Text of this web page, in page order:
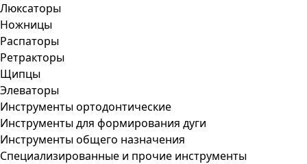
Люксаторы
Ножницы
Распаторы
Ретракторы
Щипцы
Элеваторы
Инструменты ортодонтические
Инструменты для формирования дуги
Инструменты общего назначения
Специализированные и прочие инструменты